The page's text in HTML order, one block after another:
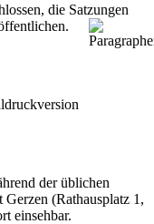
die Satzungen
der üblichen
(Rathausplatz 1,
einsehbar.